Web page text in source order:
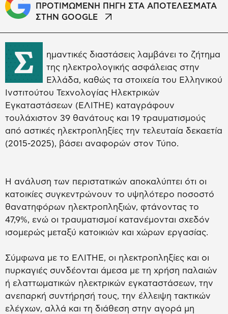
ΠΡΟΤΙΜΩΜΕΝΗ ΠΗΓΗ ΣΤΑ ΑΠΟΤΕΛΕΣΜΑΤΑ
ΣΤΗΝ GOOGLE
Σ
ημαντικές διαστάσεις λαμβάνει το ζήτημα
της ηλεκτρολογικής ασφάλειας στην
Ελλάδα, καθώς τα στοιχεία του Ελληνικού
Ινστιτούτου Τεχνολογίας Ηλεκτρικών
Εγκαταστάσεων (ΕΛΙΤΗΕ) καταγράφουν
τουλάχιστον 39 θανάτους και 19 τραυματισμούς
από αστικές ηλεκτροπληξίες την τελευταία δεκαετία
(2015-2025), βάσει αναφορών στον Τύπο.
Η ανάλυση των περιστατικών αποκαλύπτει ότι οι
κατοικίες συγκεντρώνουν το υψηλότερο ποσοστό
θανατηφόρων ηλεκτροπληξιών, φτάνοντας το
47,9%, ενώ οι τραυματισμοί κατανέμονται σχεδόν
ισομερώς μεταξύ κατοικιών και χώρων εργασίας.
Σύμφωνα με το ΕΛΙΤΗΕ, οι ηλεκτροπληξίες και οι
πυρκαγιές συνδέονται άμεσα με τη χρήση παλαιών
ή ελαττωματικών ηλεκτρικών εγκαταστάσεων, την
ανεπαρκή συντήρησή τους, την έλλειψη τακτικών
ελέγχων, αλλά και τη διάθεση στην αγορά μη